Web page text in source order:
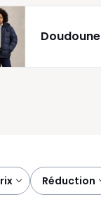
Doudoune
prix réduction